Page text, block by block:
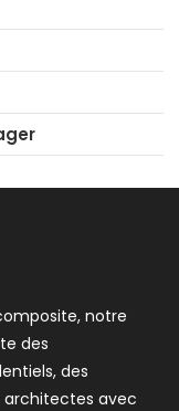
notre
des
des
architectes avec